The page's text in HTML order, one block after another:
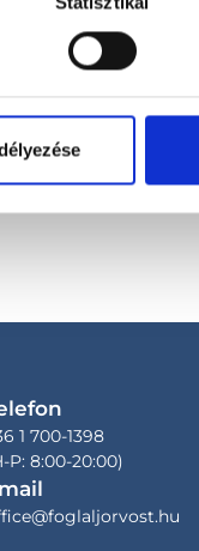
1 700-1398
P: 8:00-20:00)